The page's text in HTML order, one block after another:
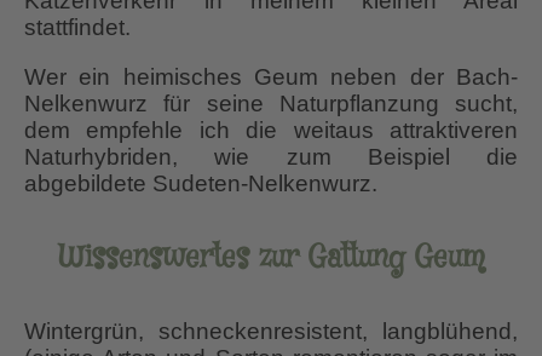
stattfindet.
Wer ein heimisches Geum neben der Bach-
Nelkenwurz für seine Naturpflanzung sucht,
dem empfehle ich die weitaus attraktiveren
Naturhybriden, wie zum Beispiel die
abgebildete Sudeten-Nelkenwurz.
Wissenswertes zur Gattung Geum
Wintergrün, schneckenresistent, langblühend,